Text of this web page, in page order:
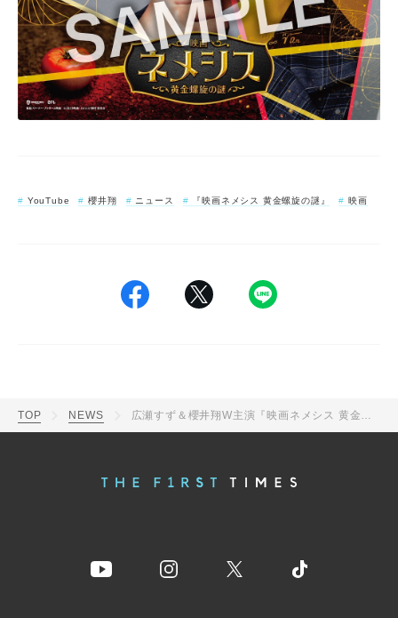
YouTube 櫻井翔 ニュース 『映画ネメシス 黄金螺旋の謎』 映画
TOP NEWS 広瀬すず＆櫻井翔W主演『映画ネメシス 黄金螺旋の謎』衝撃の本予告映像＆本ビジュアル解禁